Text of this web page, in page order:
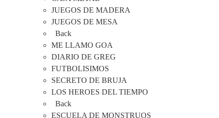
JUEGOS DE MADERA
JUEGOS DE MESA
Back
ME LLAMO GOA
DIARIO DE GREG
FUTBOLISIMOS
SECRETO DE BRUJA
LOS HEROES DEL TIEMPO
Back
ESCUELA DE MONSTRUOS